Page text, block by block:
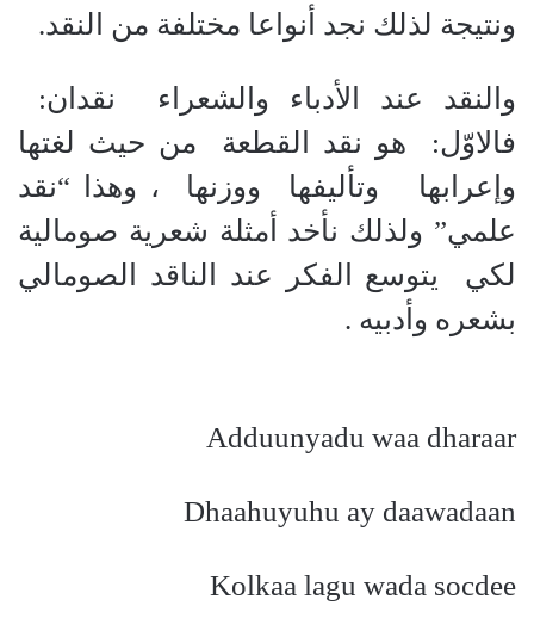
ونتيجة لذلك نجد أنواعا مختلفة من النقد.
والنقد عند الأدباء والشعراء نقدان:
فالاوّل: هو نقد القطعة من حيث لغتها
وإعرابها وتأليفها ووزنها ، وهذا “نقد
علمي” ولذلك نأخد أمثلة شعرية صومالية
لكي يتوسع الفكر عند الناقد الصومالي
بشعره وأدبيه .
Adduunyadu waa dharaar
Dhaahuyuhu ay daawadaan
Kolkaa lagu wada socdee